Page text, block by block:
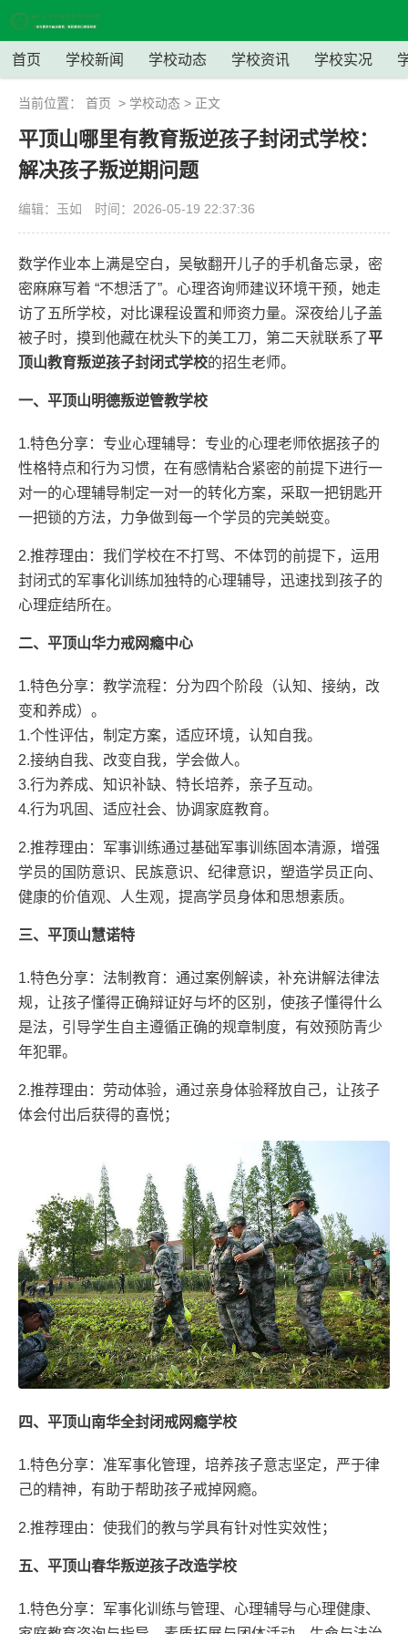
首页 学校新闻 学校动态 学校资讯 学校实况
当前位置： 首页 > 学校动态 > 正文
平顶山哪里有教育叛逆孩子封闭式学校：
解决孩子叛逆期问题
编辑：玉如 时间：2026-05-19 22:37:36
数学作业本上满是空白，吴敏翻开儿子的手机备忘录，密
密麻麻写着 “不想活了”。心理咨询师建议环境干预，她走
访了五所学校，对比课程设置和师资力量。深夜给儿子盖
被子时，摸到他藏在枕头下的美工刀，第二天就联系了平
顶山教育叛逆孩子封闭式学校的招生老师。
一、平顶山明德叛逆管教学校
1.特色分享：专业心理辅导：专业的心理老师依据孩子的
性格特点和行为习惯，在有感情粘合紧密的前提下进行一
对一的心理辅导制定一对一的转化方案，采取一把钥匙开
一把锁的方法，力争做到每一个学员的完美蜕变。
2.推荐理由：我们学校在不打骂、不体罚的前提下，运用
封闭式的军事化训练加独特的心理辅导，迅速找到孩子的
心理症结所在。
二、平顶山华力戒网瘾中心
1.特色分享：教学流程：分为四个阶段（认知、接纳，改
变和养成）。
1.个性评估，制定方案，适应环境，认知自我。
2.接纳自我、改变自我，学会做人。
3.行为养成、知识补缺、特长培养，亲子互动。
4.行为巩固、适应社会、协调家庭教育。
2.推荐理由：军事训练通过基础军事训练固本清源，增强
学员的国防意识、民族意识、纪律意识，塑造学员正向、
健康的价值观、人生观，提高学员身体和思想素质。
三、平顶山慧诺特
1.特色分享：法制教育：通过案例解读，补充讲解法律法
规，让孩子懂得正确辩证好与坏的区别，使孩子懂得什么
是法，引导学生自主遵循正确的规章制度，有效预防青少
年犯罪。
2.推荐理由：劳动体验，通过亲身体验释放自己，让孩子
体会付出后获得的喜悦；
四、平顶山南华全封闭戒网瘾学校
1.特色分享：准军事化管理，培养孩子意志坚定，严于律
己的精神，有助于帮助孩子戒掉网瘾。
2.推荐理由：使我们的教与学具有针对性实效性；
五、平顶山春华叛逆孩子改造学校
1.特色分享：军事化训练与管理、心理辅导与心理健康、